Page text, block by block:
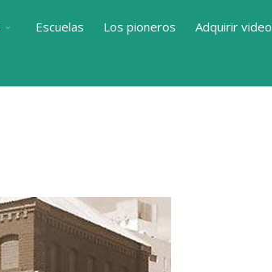
Escuelas Los pioneros Adquirir video